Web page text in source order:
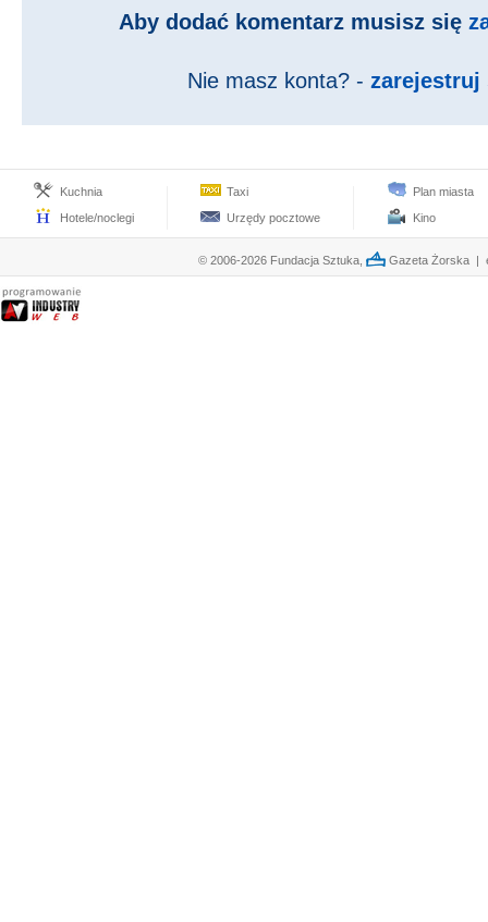
Aby dodać komentarz musisz się
Nie masz konta? - zarejestruj
Kuchnia
Hotele/noclegi
Taxi
Urzędy pocztowe
Plan miasta
Kino
© 2006-2026 Fundacja Sztuka, Gazeta Żorska |